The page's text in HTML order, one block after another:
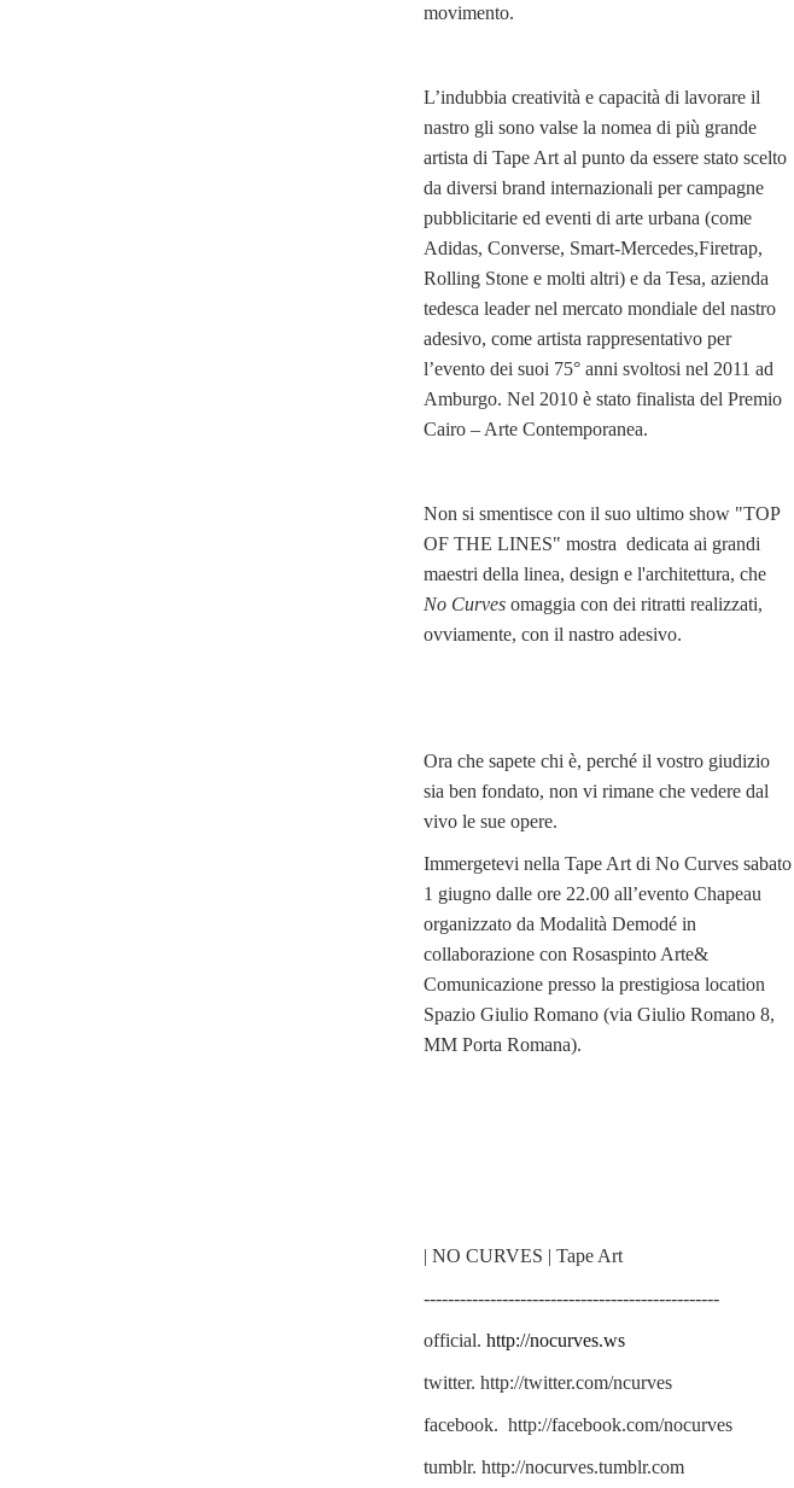
movimento.
L’indubbia creatività e capacità di lavorare il
nastro gli sono valse la nomea di più grande
artista di Tape Art al punto da essere stato scelto
da diversi brand internazionali per campagne
pubblicitarie ed eventi di arte urbana (come
Adidas, Converse, Smart-Mercedes,Firetrap,
Rolling Stone e molti altri) e da Tesa, azienda
tedesca leader nel mercato mondiale del nastro
adesivo, come artista rappresentativo per
l’evento dei suoi 75° anni svoltosi nel 2011 ad
Amburgo. Nel 2010 è stato finalista del Premio
Cairo – Arte Contemporanea.
Non si smentisce con il suo ultimo show "TOP
OF THE LINES" mostra dedicata ai grandi
maestri della linea, design e l'architettura, che
No Curves omaggia con dei ritratti realizzati,
ovviamente, con il nastro adesivo.
Ora che sapete chi è, perché il vostro giudizio
sia ben fondato, non vi rimane che vedere dal
vivo le sue opere.
Immergetevi nella Tape Art di No Curves sabato
1 giugno dalle ore 22.00 all’evento Chapeau
organizzato da Modalità Demodé in
collaborazione con Rosaspinto Arte&
Comunicazione presso la prestigiosa location
Spazio Giulio Romano (via Giulio Romano 8,
MM Porta Romana).
| NO CURVES | Tape Art
-------------------------------------------------
official. http://nocurves.ws
twitter. http://twitter.com/ncurves
facebook. http://facebook.com/nocurves
tumblr. http://nocurves.tumblr.com